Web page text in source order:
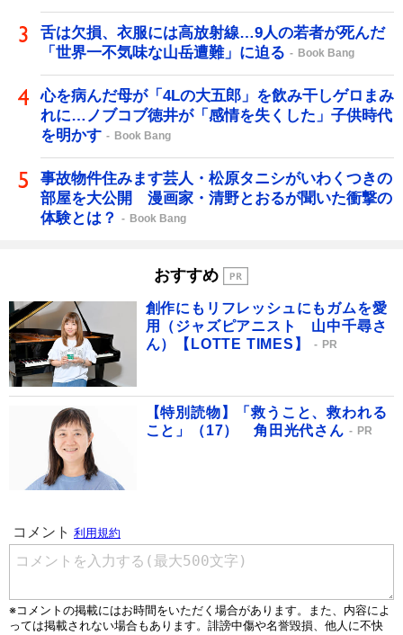
舌は欠損、衣服には高放射線…9人の若者が死んだ
「世界一不気味な山岳遭難」に迫る
Book Bang
心を病んだ母が「4Lの大五郎」を飲み干しゲロまみ
れに…ノブコブ徳井が「感情を失くした」子供時代
を明かす
Book Bang
事故物件住みます芸人・松原タニシがいわくつきの
部屋を大公開 漫画家・清野とおるが聞いた衝撃の
体験とは？
Book Bang
おすすめ
創作にもリフレッシュにもガムを愛
用（ジャズピアニスト 山中千尋さ
ん）【LOTTE TIMES】
PR
【特別読物】「救うこと、救われる
こと」（17） 角田光代さん
PR